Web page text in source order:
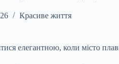
Красиве життя
елегантною, коли місто